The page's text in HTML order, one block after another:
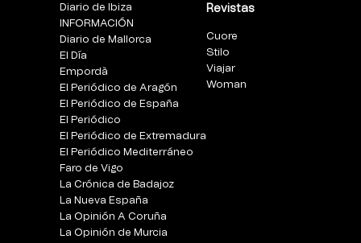
Diario de Ibiza
INFORMACIÓN
Diario de Mallorca
El Día
Empordà
El Periódico de Aragón
El Periódico de España
El Periódico
El Periódico de Extremadura
El Periódico Mediterráneo
Faro de Vigo
La Crónica de Badajoz
La Nueva España
La Opinión A Coruña
La Opinión de Murcia
Revistas
Cuore
Stilo
Viajar
Woman